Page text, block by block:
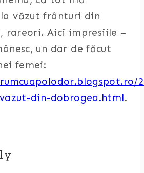
văzut frânturi din
rareori. Aici impresiile –
un dar de făcut
femei:
din-dobrogea.html.